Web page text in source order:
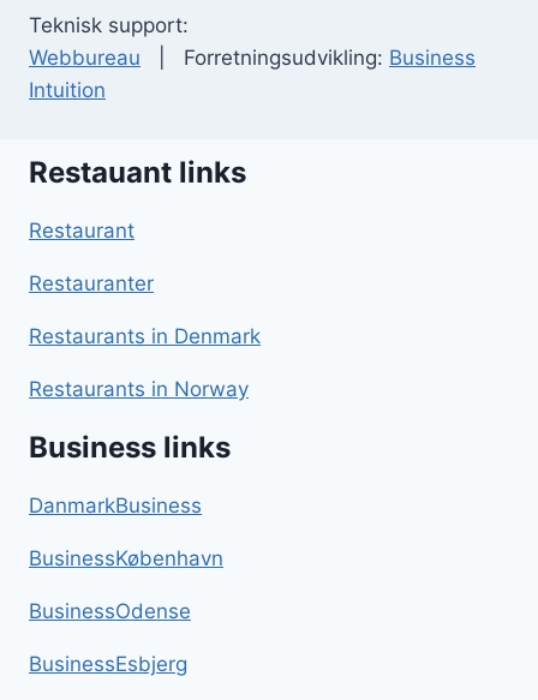
Teknisk support:
Webbureau | Forretningsudvikling: Business
Intuition
Restauant links
Restaurant
Restauranter
Restaurants in Denmark
Restaurants in Norway
Business links
DanmarkBusiness
BusinessKøbenhavn
BusinessOdense
BusinessEsbjerg